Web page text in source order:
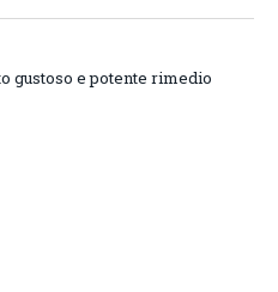
gustoso e potente rimedio